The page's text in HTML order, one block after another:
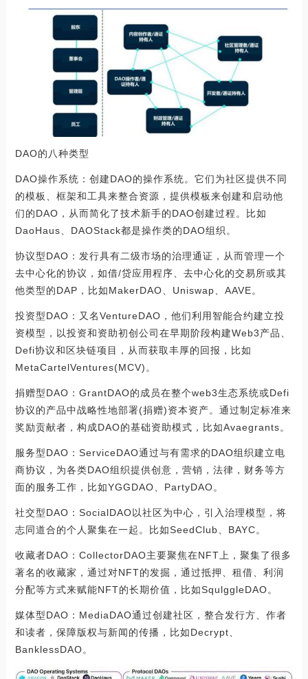
DAO的八种类型
DAO操作系统：创建DAO的操作系统。它们为社区提供不同
的模板、框架和工具来整合资源，提供模板来创建和启动他
们的DAO，从而简化了技术新手的DAO创建过程。比如
DaoHaus、DAOStack都是操作类的DAO组织。
协议型DAO：发行具有二级市场的治理通证，从而管理一个
去中心化的协议，如借/贷应用程序、去中心化的交易所或其
他类型的DAP，比如MakerDAO、Uniswap、AAVE。
投资型DAO：又名VentureDAO，他们利用智能合约建立投
资模型，以投资和资助初创公司在早期阶段构建Web3产品、
Defi协议和区块链项目，从而获取丰厚的回报，比如
MetaCartelVentures(MCV)。
捐赠型DAO：GrantDAO的成员在整个web3生态系统或Defi
协议的产品中战略性地部署(捐赠)资本资产。通过制定标准来
奖励贡献者，构成DAO的基础资助模式，比如Avaegrants。
服务型DAO：ServiceDAO通过与有需求的DAO组织建立电
商协议，为各类DAO组织提供创意，营销，法律，财务等方
面的服务工作，比如YGGDAO、PartyDAO。
社交型DAO：SocialDAO以社区为中心，引入治理模型，将
志同道合的个人聚集在一起。比如SeedClub、BAYC。
收藏者DAO：CollectorDAO主要聚焦在NFT上，聚集了很多
著名的收藏家，通过对NFT的发掘，通过抵押、租借、利润
分配等方式来赋能NFT的长期价值，比如SqulggleDAO。
媒体型DAO：MediaDAO通过创建社区，整合发行方、作者
和读者，保障版权与新闻的传播，比如Decrypt、
BanklessDAO。